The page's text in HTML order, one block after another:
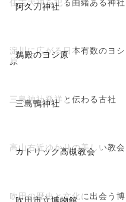
阿久刀神社
鵜殿のヨシ原
淀川に広がる日本有数のヨシ
原
三島鴨神社
三島神社発祥と伝わる古社
カトリック高槻教会
高山右近ゆかりの美しい教会
吹田市立博物館
吹田の歴史と文化に出会う博